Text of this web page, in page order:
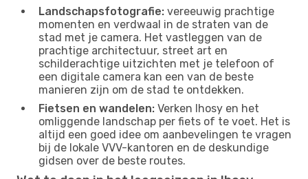
Landschapsfotografie: vereeuwig prachtige
momenten en verdwaal in de straten van de
stad met je camera. Het vastleggen van de
prachtige architectuur, street art en
schilderachtige uitzichten met je telefoon of
een digitale camera kan een van de beste
manieren zijn om de stad te ontdekken.
Fietsen en wandelen: Verken Ihosy en het
omliggende landschap per fiets of te voet. Het is
altijd een goed idee om aanbevelingen te vragen
bij de lokale VVV-kantoren en de deskundige
gidsen over de beste routes.